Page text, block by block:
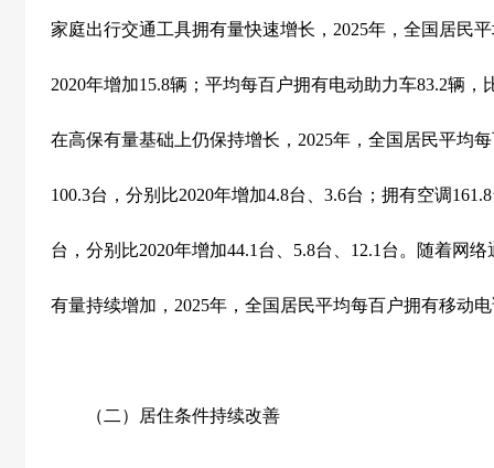
家庭出行交通工具拥有量快速增长， 2025年，全国居民
2020年增加15.8辆；平均每百户拥有电动助力车83.2辆，
在高保有量基础上仍保持增长， 2025年，全国居民平均
100.3台，分别比2020年增加4.8台、 3.6台；拥有空调161.8
台，分别比2020年增加44.1 台、 5.8台、 12.1 台。随着网络
有量持续增加， 2025年，全国居民平均每百户拥有移动
（二）居住条件持续改善